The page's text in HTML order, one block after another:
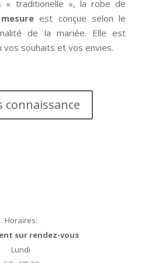
« traditionelle », la robe de
est conçue selon le
de la mariée. Elle est
souhaits et vos envies.
connaissance
Horaires:
sur rendez-vous
Lundi